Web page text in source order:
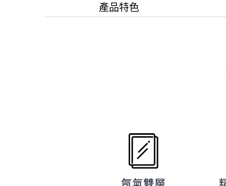
產品特色
氬氣雙層